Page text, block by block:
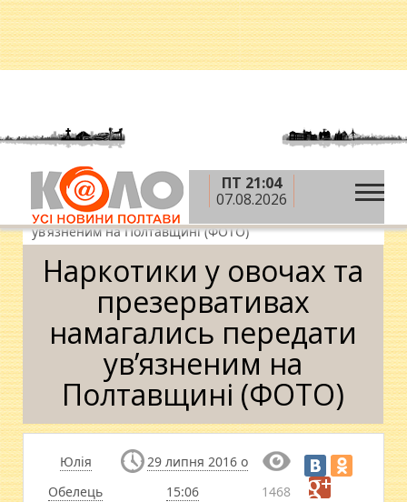
ПТ 21:04
07.08.2026
Головна » Новини » Кримінал »
Наркотики у
овочах та презервативах намагались передати
ув’язненим на Полтавщині (ФОТО)
Наркотики у овочах та
презервативах
намагались передати
ув’язненим на
Полтавщині (ФОТО)
Юлія
Обелець
29 липня 2016 о
15:06
1468